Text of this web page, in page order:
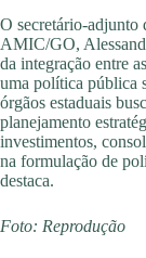
O secretário-adjunto
AMIC/GO,
da integração entre
uma política pública
órgãos estaduais
planejamento
investimentos,
na formulação de
destaca.
Foto: Reprodução